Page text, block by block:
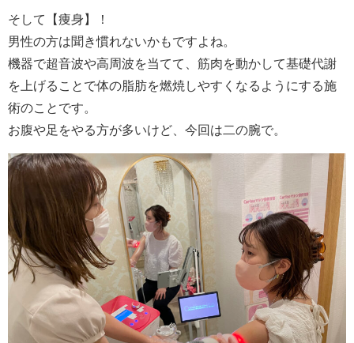
そして【痩身】！
男性の方は聞き慣れないかもですよね。
機器で超音波や高周波を当てて、筋肉を動かして基礎代謝
を上げることで体の脂肪を燃焼しやすくなるようにする施
術のことです。
お腹や足をやる方が多いけど、今回は二の腕で。